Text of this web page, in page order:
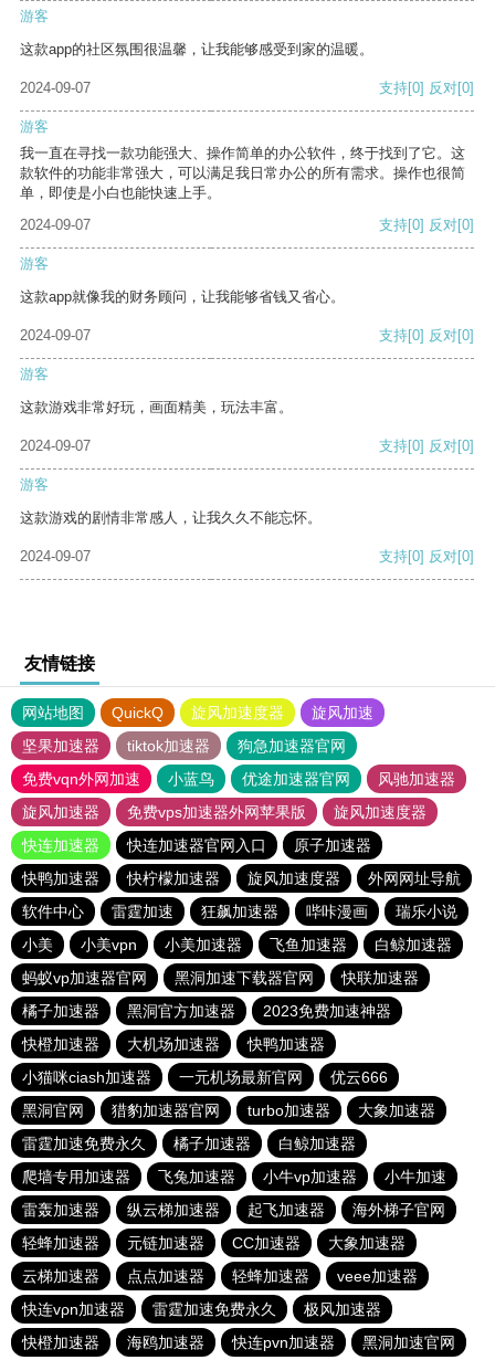
游客
这款app的社区氛围很温馨，让我能够感受到家的温暖。
2024-09-07 支持[0] 反对[0]
游客
我一直在寻找一款功能强大、操作简单的办公软件，终于找到了它。这
款软件的功能非常强大，可以满足我日常办公的所有需求。操作也很简
单，即使是小白也能快速上手。
2024-09-07
支持[0] 反对[0]
游客
这款app就像我的财务顾问，让我能够省钱又省心。
2024-09-07 支持[0] 反对[0]
游客
这款游戏非常好玩，画面精美，玩法丰富。
2024-09-07 支持[0] 反对[0]
游客
这款游戏的剧情非常感人，让我久久不能忘怀。
2024-09-07 支持[0] 反对[0]
友情链接
网站地图 QuickQ 旋风加速度器
旋风加速
坚果加速器
tiktok加速器
狗急加速器官网
免费vqn外网加速
小蓝鸟 优途加速器官网
风驰加速器
旋风加速器
免费vps加速器外网苹果版
旋风加速度器
快连加速器
快连加速器官网入口
原子加速器
快鸭加速器
快柠檬加速器 旋风加速度器
外网网址导航
软件中心
雷霆加速 狂飙加速器 哔咔漫画
瑞乐小说
小美
小美vpn 小美加速器 飞鱼加速器
白鲸加速器
蚂蚁vp加速器官网
黑洞加速下载器官网
快联加速器
橘子加速器
黑洞官方加速器
2023免费加速神器
快橙加速器
大机场加速器
快鸭加速器
小猫咪ciash加速器
一元机场最新官网
优云666
黑洞官网
猎豹加速器官网 turbo加速器
大象加速器
雷霆加速免费永久
橘子加速器
白鲸加速器
爬墙专用加速器
飞兔加速器 小牛vp加速器
小牛加速
雷轰加速器
纵云梯加速器 起飞加速器
海外梯子官网
轻蜂加速器
元链加速器 CC加速器
大象加速器
云梯加速器
点点加速器 轻蜂加速器
veee加速器
快连vρn加速器
雷霆加速免费永久
极风加速器
快橙加速器
海鸥加速器 快连pvn加速器 黑洞加速官网